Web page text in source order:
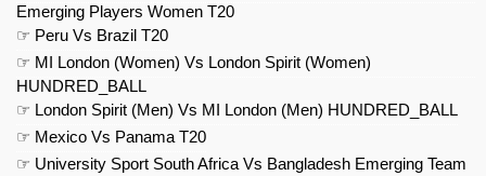
Emerging Players Women T20
☞ Peru Vs Brazil T20
☞ MI London (Women) Vs London Spirit (Women)
HUNDRED_BALL
☞ London Spirit (Men) Vs MI London (Men) HUNDRED_BALL
☞ Mexico Vs Panama T20
☞ University Sport South Africa Vs Bangladesh Emerging Team